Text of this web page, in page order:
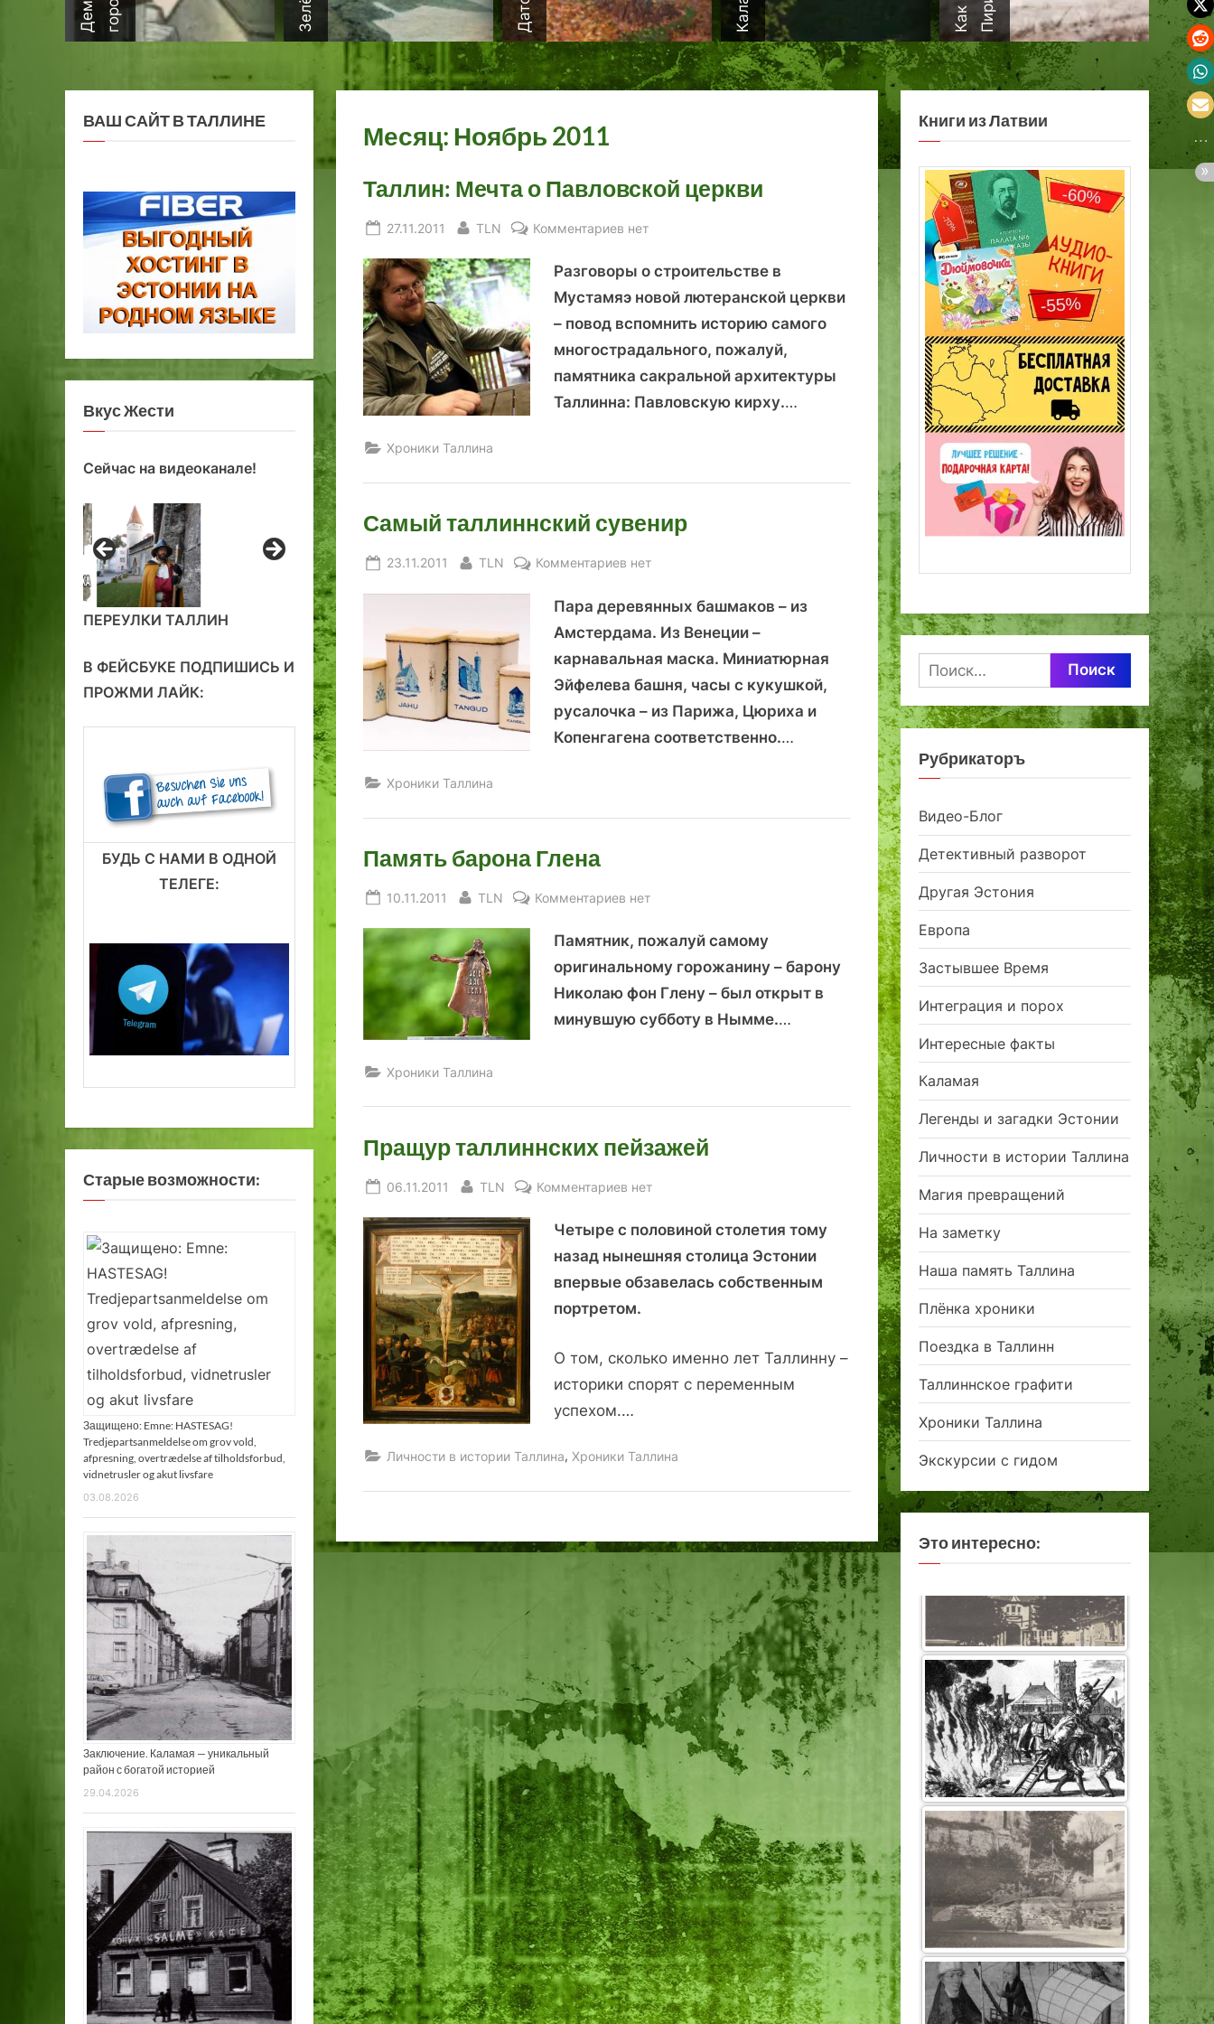
Месяц: Ноябрь 2011
Таллин: Мечта о Павловской церкви
Posted
27.11.2011 By
TLN Комментариев к
Таллин:
Мечта
о
церкви
нет
Разговоры о строительстве в
Мустамяэ новой лютеранской церкви
– повод вспомнить историю самого
многострадального, пожалуй,
памятника сакральной архитектуры
Таллинна: Павловскую кирху.…
Хроники Таллина
Самый таллиннский сувенир
Posted
23.11.2011 By
TLN Комментариев к
Самый
таллиннский
сувенир
нет
Пара деревянных башмаков – из
Амстердама. Из Венеции –
карнавальная маска. Миниатюрная
Эйфелева башня, часы с кукушкой,
русалочка – из Парижа, Цюриха и
Копенгагена соответственно.…
Хроники Таллина
Память барона Глена
Posted
10.11.2011 By
TLN Комментариев к
Память
барона
Глена
нет
Памятник, пожалуй самому
оригинальному горожанину – барону
Николаю фон Глену – был открыт в
минувшую субботу в Нымме.…
Хроники Таллина
Пращур таллиннских пейзажей
Posted
06.11.2011 By
TLN Комментариев к
Пращур
таллиннских
пейзажей
нет
Четыре с половиной столетия тому
назад нынешняя столица Эстонии
впервые обзавелась собственным
портретом.
О том, сколько именно лет Таллинну –
историки спорят с переменным
успехом.…
Личности в истории Таллина, Хроники Таллина
ВАШ САЙТ В ТАЛЛИНЕ
Вкус Жести
Сейчас на видеоканале!
ПЕРЕУЛКИ ТАЛЛИН
В ФЕЙСБУКЕ ПОДПИШИСЬ И
ПРОЖМИ ЛАЙК:
БУДЬ С НАМИ В ОДНОЙ
ТЕЛЕГЕ:
Старые возможности:
Защищено: Emne: HASTESAG!
Tredjepartsanmeldelse om grov vold,
afpresning, overtrædelse af tilholdsforbud,
vidnetrusler og akut livsfare
03.08.2026
Заключение. Каламая — уникальный
район с богатой историей
29.04.2026
Книги из Латвии
Найти:
Рубрикаторъ
Видео-Блог
Детективный разворот
Другая Эстония
Европа
Застывшее Время
Интеграция и порох
Интересные факты
Каламая
Легенды и загадки Эстонии
Личности в истории Таллина
Магия превращений
На заметку
Наша память Таллина
Плёнка хроники
Поездка в Таллинн
Таллиннское графити
Хроники Таллина
Экскурсии с гидом
Это интересно: